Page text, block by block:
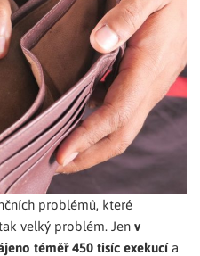
problémů, které
velký problém. Jen v
téměř 450 tisíc exekucía